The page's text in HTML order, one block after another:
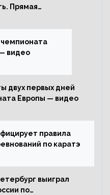
Прямая
видео
двух первых дней
Европы — видео
правила
по каратэ
выиграл
по